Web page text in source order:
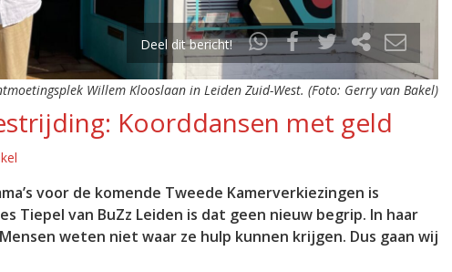
Deel dit bericht!
Willem Klooslaan in Leiden Zuid-West. (Foto: Gerry van Bakel)
Koorddansen met geld
voor de komende Tweede Kamerverkiezingen is
Tiepel van BuZz Leiden is dat geen nieuw begrip. In haar
weten niet waar ze hulp kunnen krijgen. Dus gaan wij